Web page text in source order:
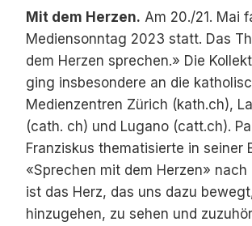
Mit dem Herzen. Am 20./21. Mai
Mediensonntag 2023 statt. Das
dem Herzen sprechen.» Die
ging insbesondere an die
Medienzentren Zürich (kath.ch),
(cath. ch) und Lugano (catt.ch).
Franziskus thematisierte in seiner
«Sprechen mit dem Herzen» nach
ist das Herz, das uns dazu
hinzugehen, zu sehen und